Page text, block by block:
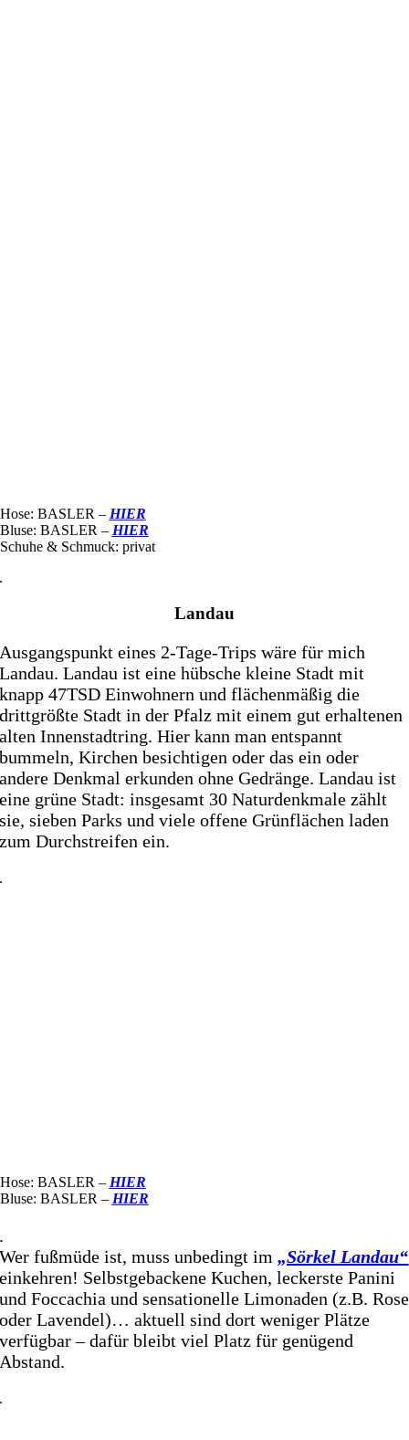
Hose: BASLER – HIER
Bluse: BASLER – HIER
Schuhe & Schmuck: privat
.
Landau
Ausgangspunkt eines 2-Tage-Trips wäre für mich
Landau. Landau ist eine hübsche kleine Stadt mit
knapp 47TSD Einwohnern und flächenmäßig die
drittgrößte Stadt in der Pfalz mit einem gut erhaltenen
alten Innenstadtring. Hier kann man entspannt
bummeln, Kirchen besichtigen oder das ein oder
andere Denkmal erkunden ohne Gedränge. Landau ist
eine grüne Stadt: insgesamt 30 Naturdenkmale zählt
sie, sieben Parks und viele offene Grünflächen laden
zum Durchstreifen ein.
.
Hose: BASLER – HIER
Bluse: BASLER – HIER
.
Wer fußmüde ist, muss unbedingt im„Sörkel Landau“
einkehren! Selbstgebackene Kuchen, leckerste Panini
und Foccachia und sensationelle Limonaden (z.B. Rose
oder Lavendel)… aktuell sind dort weniger Plätze
verfügbar – dafür bleibt viel Platz für genügend
Abstand.
.